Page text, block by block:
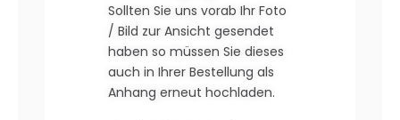
Sollten Sie uns vorab Ihr Foto
/ Bild zur Ansicht gesendet
haben so müssen Sie dieses
auch in Ihrer Bestellung als
Anhang erneut hochladen.